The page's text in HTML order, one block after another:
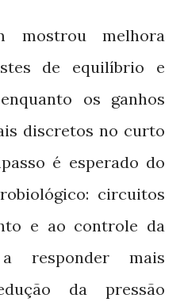
mostrou melhora
de equilíbrio e
os ganhos
discretos no curto
é esperado do
circuitos
e ao controle da
responder mais
da pressão